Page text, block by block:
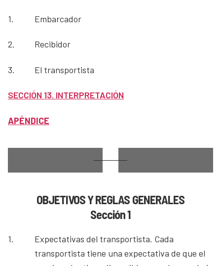
1. Embarcador
2. Recibidor
3. El transportista
SECCIÓN 13. INTERPRETACIÓN
APÉNDICE
OBJETIVOS Y REGLAS GENERALES
Sección 1
1.
Expectativas del transportista. Cada
transportista tiene una expectativa de que el